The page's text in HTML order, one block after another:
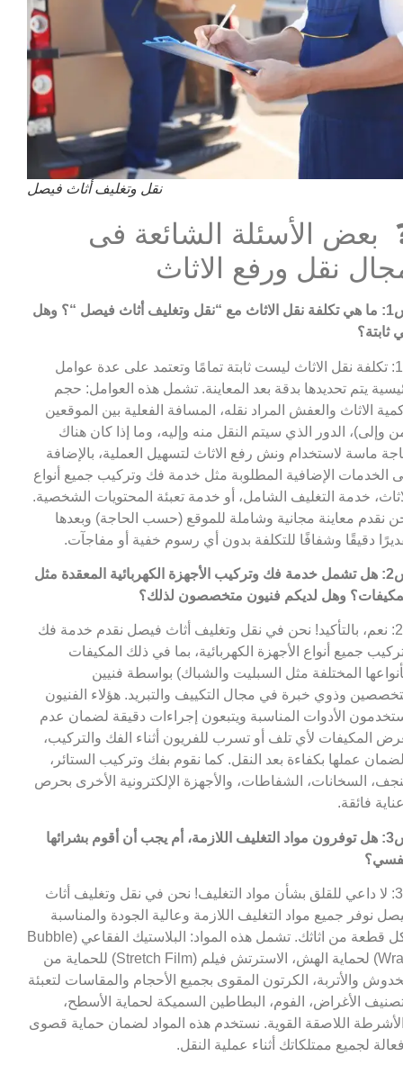
نقل وتغليف أثاث فيصل
بعض الأسئلة الشائعة فى
نقل ورفع الاثاث
وتغليف أثاث فيصل
“؟ وهل
ثابتة؟
ج1: تكلفة نقل الاثاث ليست ثابتة تمامًا وتعتمد على عدة عوامل
يتم تحديدها بدقة بعد المعاينة. تشمل هذه العوامل: حجم
الاثاث والعفش المراد نقله، المسافة الفعلية بين الموقعين
وإلى)، الدور الذي سيتم النقل منه وإليه، وما إذا كان هناك
ماسة لاستخدام ونش رفع الاثاث لتسهيل العملية، بالإضافة
الخدمات الإضافية المطلوبة مثل خدمة فك وتركيب جميع أنواع
خدمة التغليف الشامل، أو خدمة تعبئة المحتويات الشخصية.
نقدم معاينة مجانية وشاملة للموقع (حسب الحاجة) وبعدها
دقيقًا وشفافًا للتكلفة بدون أي رسوم خفية أو مفاجآت.
س2: هل تشمل خدمة فك وتركيب الأجهزة الكهربائية المعقدة مثل
وهل لديكم فنيون متخصصون لذلك؟
ج2: نعم، بالتأكيد! نحن في نقل وتغليف أثاث فيصل نقدم خدمة فك
جميع أنواع الأجهزة الكهربائية، بما في ذلك المكيفات
المختلفة مثل السبليت والشباك) بواسطة فنيين
وذوي خبرة في مجال التكييف والتبريد. هؤلاء الفنيون
الأدوات المناسبة ويتبعون إجراءات دقيقة لضمان عدم
المكيفات لأي تلف أو تسرب للفريون أثناء الفك والتركيب،
عملها بكفاءة بعد النقل. كما نقوم بفك وتركيب الستائر،
السخانات، الشفاطات، والأجهزة الإلكترونية الأخرى بحرص
فائقة.
س3: هل توفرون مواد التغليف اللازمة، أم يجب أن أقوم بشرائها
ج3: لا داعي للقلق بشأن مواد التغليف! نحن في نقل وتغليف أثاث
نوفر جميع مواد التغليف اللازمة وعالية الجودة والمناسبة
لكل قطعة من اثاثك. تشمل هذه المواد: البلاستيك الفقاعي (Bubble
Wrap) لحماية الهش، الاسترتش فيلم (Stretch Film) للحماية من
والأتربة، الكرتون المقوى بجميع الأحجام والمقاسات لتعبئة
الأغراض، الفوم، البطاطين السميكة لحماية الأسطح،
اللاصقة القوية. نستخدم هذه المواد لضمان حماية قصوى
لجميع ممتلكاتك أثناء عملية النقل.